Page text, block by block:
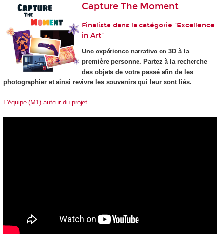
Capture The Moment
Finaliste dans la catégorie "Excellence
in Art"
Une expérience narrative en 3D à la
première personne. Partez à la recherche
des objets de votre passé afin de les
photographier et ainsi revivre les souvenirs qui leur sont liés.
L'équipe (M1) autour du projet